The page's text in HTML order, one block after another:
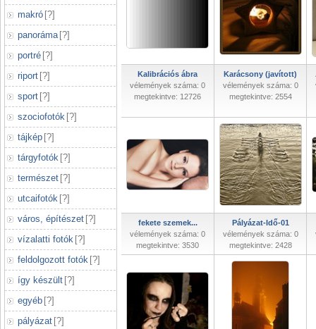
makró [?]
panoráma [?]
portré [?]
riport [?]
sport [?]
szociofotók [?]
tájkép [?]
tárgyfotók [?]
természet [?]
utcaifotók [?]
város, építészet [?]
vízalatti fotók [?]
feldolgozott fotók [?]
így készült [?]
egyéb [?]
pályázat [?]
Kalibrációs ábra
vélemények száma: 0
megtekintve: 12726
Karácsony (javított)
vélemények száma: 0
megtekintve: 2554
fekete szemek...
vélemények száma: 0
megtekintve: 3530
Pályázat-Idő-01
vélemények száma: 0
megtekintve: 2428